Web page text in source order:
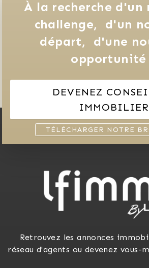
À la recherche d'un
challenge,
d'un
départ,
d'une
opportunité
DEVENEZ
IMMOBILIER
TÉLÉCHARGER NOTRE
Retrouvez les annonces
réseau d'agents ou devenez vous-